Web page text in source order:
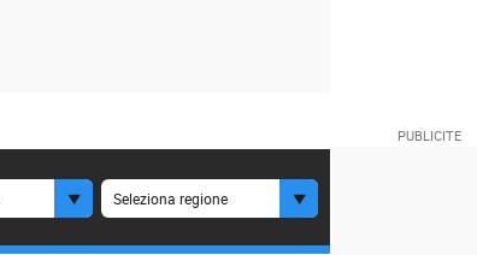
Seleziona regione